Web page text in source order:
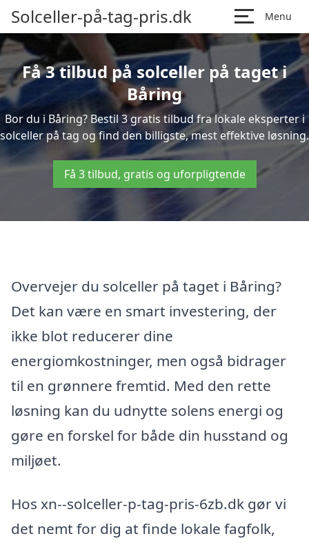
Solceller-på-tag-pris.dk Menu
Få 3 tilbud på solceller på taget i
Båring
Bor du i Båring? Bestil 3 gratis tilbud fra lokale eksperter i
solceller på tag og find den billigste, mest effektive løsning.
Få 3 tilbud, gratis og uforpligtende
Overvejer du solceller på taget i Båring?
Det kan være en smart investering, der
ikke blot reducerer dine
energiomkostninger, men også bidrager
til en grønnere fremtid. Med den rette
løsning kan du udnytte solens energi og
gøre en forskel for både din husstand og
miljøet.
Hos xn--solceller-p-tag-pris-6zb.dk gør vi
det nemt for dig at finde lokale fagfolk,